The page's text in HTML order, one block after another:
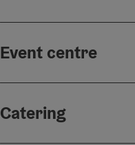
Event centre
Catering